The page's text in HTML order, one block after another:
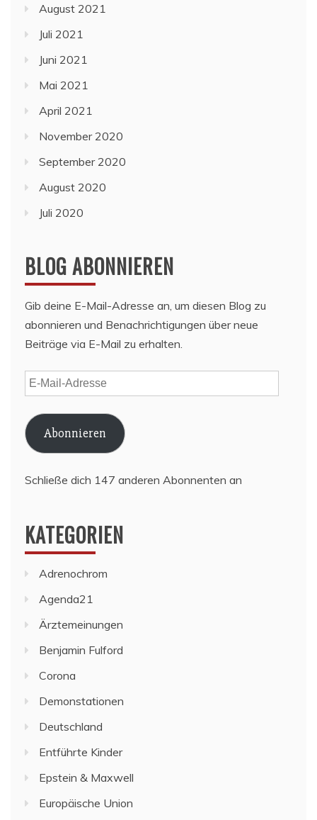
August 2021
Juli 2021
Juni 2021
Mai 2021
April 2021
November 2020
September 2020
August 2020
Juli 2020
BLOG ABONNIEREN
Gib deine E-Mail-Adresse an, um diesen Blog zu
abonnieren und Benachrichtigungen über neue
Beiträge via E-Mail zu erhalten.
E-
Mail-
Adresse
Abonnieren
Schließe dich 147 anderen Abonnenten an
KATEGORIEN
Adrenochrom
Agenda21
Ärztemeinungen
Benjamin Fulford
Corona
Demonstationen
Deutschland
Entführte Kinder
Epstein & Maxwell
Europäische Union